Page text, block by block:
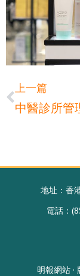
Prev
上一篇
地址：香
電話：
明報網站 ·